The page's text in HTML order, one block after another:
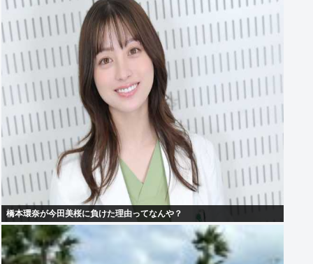
橋本環奈が今田美桜に負けた理由ってなんや？